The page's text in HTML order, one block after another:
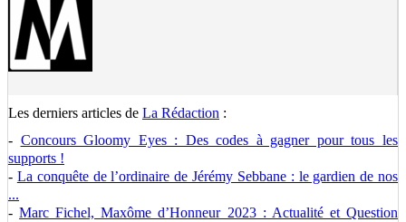
Les derniers articles de La Rédaction :
- Concours Gloomy Eyes : Des codes à gagner pour tous les
supports !
- La conquête de l’ordinaire de Jérémy Sebbane : le gardien de nos
...
-Marc Fichel, Maxôme d’Honneur 2023 : Actualité et Question